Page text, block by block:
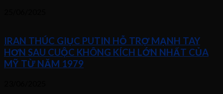
IRAN THÚC GIỤC PUTIN HỖ TRỢ MẠNH TAY
HƠN SAU CUỘC KHÔNG KÍCH LỚN NHẤT CỦA
MỸ TỪ NĂM 1979